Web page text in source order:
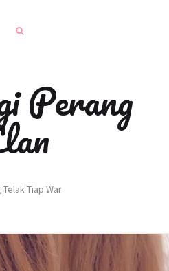
Perang
Telak Tiap War